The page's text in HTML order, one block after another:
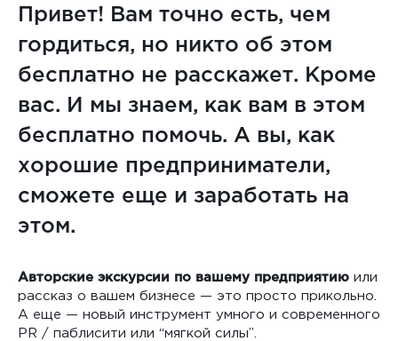
Привет! Вам точно есть, чем
гордиться, но никто об этом
бесплатно не расскажет. Кроме
вас. И мы знаем, как вам в этом
бесплатно помочь. А вы, как
хорошие предприниматели,
сможете еще и заработать на
этом.
Авторские экскурсии по вашему предприятию или
рассказ о вашем бизнесе — это просто прикольно.
А еще — новый инструмент умного и современного
PR / паблисити или “мягкой силы”.